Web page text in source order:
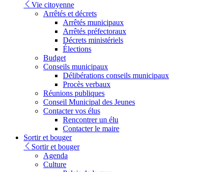
Vie citoyenne
Arrêtés et décrets
Arrêtés municipaux
Arrêtés préfectoraux
Décrets ministériels
Élections
Budget
Conseils municipaux
Délibérations conseils municipaux
Procès verbaux
Réunions publiques
Conseil Municipal des Jeunes
Contacter vos élus
Rencontrer un élu
Contacter le maire
Sortir et bouger
Sortir et bouger
Agenda
Culture